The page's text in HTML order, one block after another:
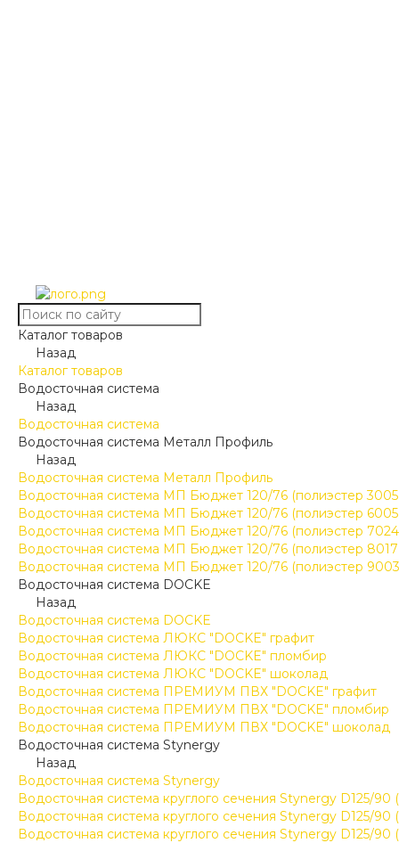
Каталог товаров
Назад
Каталог товаров
Водосточная система
Назад
Водосточная система
Водосточная система Металл Профиль
Назад
Водосточная система Металл Профиль
Водосточная система МП Бюджет 120/76 (полиэстер
Водосточная система МП Бюджет 120/76 (полиэстер
Водосточная система МП Бюджет 120/76 (полиэстер
Водосточная система МП Бюджет 120/76 (полиэстер
Водосточная система МП Бюджет 120/76 (полиэстер
Водосточная система DOCKE
Назад
Водосточная система DOCKE
Водосточная система ЛЮКС "DOCKE" графит
Водосточная система ЛЮКС "DOCKE" пломбир
Водосточная система ЛЮКС "DOCKE" шоколад
Водосточная система ПРЕМИУМ ПВХ "DOCKE" графит
Водосточная система ПРЕМИУМ ПВХ "DOCKE" пломбир
Водосточная система ПРЕМИУМ ПВХ "DOCKE" шоколад
Водосточная система Stynergy
Назад
Водосточная система Stynergy
Водосточная система круглого сечения Stynergy D125/90
Водосточная система круглого сечения Stynergy D125/90
Водосточная система круглого сечения Stynergy D125/90